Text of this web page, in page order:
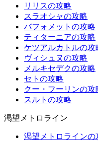
リリスの攻略
スラオシャの攻略
バフォメットの攻略
ティターニアの攻略
ケツアルカトルの攻
ヴィシュヌの攻略
メルキセデクの攻略
セトの攻略
クー・フーリンの攻
スルトの攻略
渇望メトロライン
渇望メトロラインの